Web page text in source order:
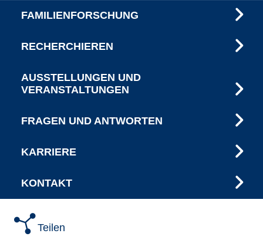
FAMILIENFORSCHUNG
RECHERCHIEREN
AUSSTELLUNGEN UND
VERANSTALTUNGEN
FRAGEN UND ANTWORTEN
KARRIERE
KONTAKT
Teilen